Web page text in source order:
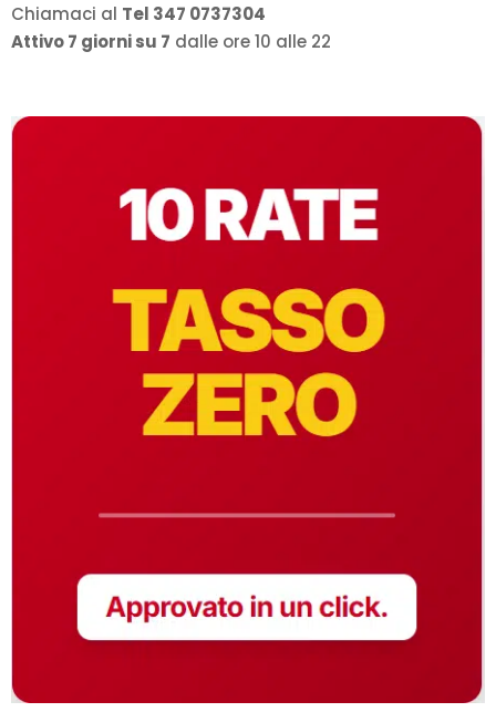
Chiamaci al Tel 347 0737304
Attivo 7 giorni su 7 dalle ore 10 alle 22